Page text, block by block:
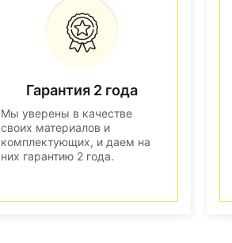
Гарантия 2 года
Мы уверены в качестве
своих материалов и
комплектующих, и даем на
них гарантию 2 года.